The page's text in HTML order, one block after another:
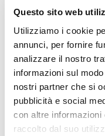
Questo sito web
Utilizziamo i cookie
annunci, per fornire
analizzare il nostro
informazioni sul
nostri partner che si
pubblicità e social
con altre informazioni
raccolto dal suo
– Sabato 17 e
Montalcino
– Sabato 22
Collefrisio a Frisa
– Sabato 12 giugno:
Percorso in